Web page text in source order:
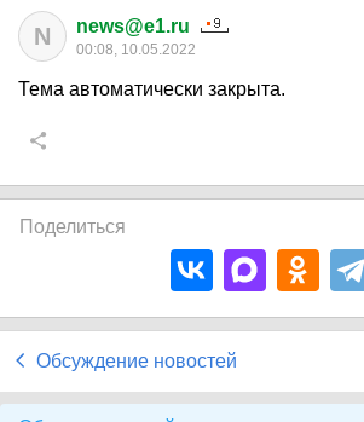
N news@e1.ru
00:08, 10.05.2022
Тема автоматически закрыта.
Поделиться
Обсуждение новостей